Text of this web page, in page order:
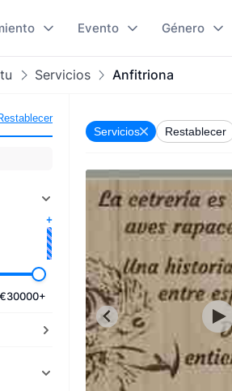
Evento Género
Servicios Anfitriona
€30000+
Servicios Restablecer